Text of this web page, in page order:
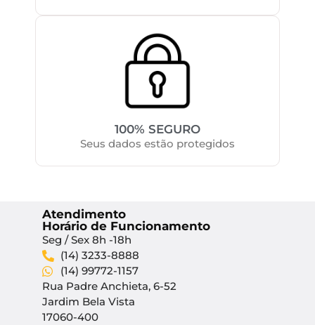
100% SEGURO
Seus dados estão protegidos
Atendimento
Horário de Funcionamento
Seg / Sex 8h -18h
(14) 3233-8888
(14) 99772-1157
Rua Padre Anchieta, 6-52
Jardim Bela Vista
17060-400